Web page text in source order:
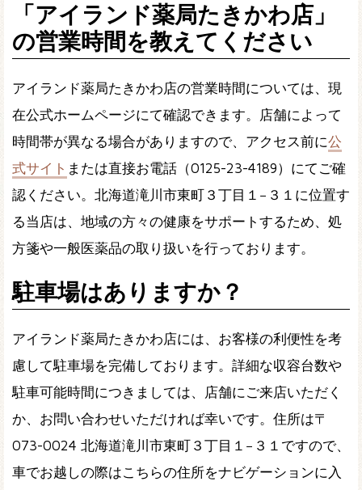
「アイランド薬局たきかわ店」
の営業時間を教えてください
アイランド薬局たきかわ店の営業時間については、現
在公式ホームページにて確認できます。店舗によって
時間帯が異なる場合がありますので、アクセス前に公
式サイト または直接お電話（0125-23-4189）にてご確
認ください。北海道滝川市東町３丁目１−３１に位置す
る当店は、地域の方々の健康をサポートするため、処
方箋や一般医薬品の取り扱いを行っております。
駐車場はありますか？
アイランド薬局たきかわ店には、お客様の利便性を考
慮して駐車場を完備しております。詳細な収容台数や
駐車可能時間につきましては、店舗にご来店いただく
か、お問い合わせいただければ幸いです。住所は〒
073-0024 北海道滝川市東町３丁目１−３１ですので、
車でお越しの際はこちらの住所をナビゲーションに入